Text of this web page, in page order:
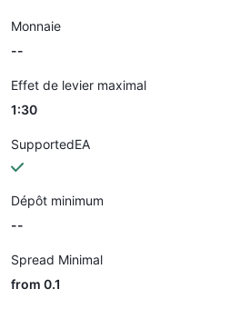
Monnaie
--
Effet de levier maximal
1:30
SupportedEA
Dépôt minimum
--
Spread Minimal
from 0.1